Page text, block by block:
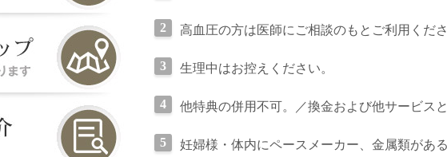
高血圧の方は医師にご相談のもとご利用くださ
生理中はお控えください。
他特典の併用不可。／換金および他サービス
妊婦様・体内にペースメーカー、金属類があ